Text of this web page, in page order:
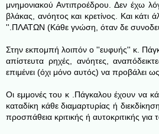
μνημονιακού Αντιπροέδρου. Δεν έχω
βλάκας, ανόητος και κρετίνος. Και
''.ΠΛΑΤΩΝ (Κάθε γνώση, όταν δε
Στην εκπομπή λοιπόν ο ''ευφυής'' κ.
απίστευτα ρηχές, ανόητες,
επιμένει (όχι μόνο αυτός) να προβάλει
Οι εμμονές του κ .Πάγκαλου έχουν να
καταδίκη κάθε διαμαρτυρίας ή
προσπάθεια κριτικής ή αυτοκριτικής